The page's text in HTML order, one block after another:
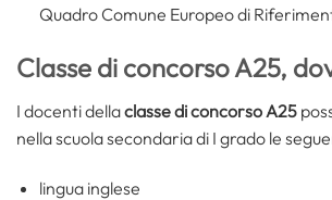
Quadro Comune Europeo di
Classe di concorso A25,
I docenti dellaclasse di concorso A25
nella scuola secondaria di I grado le
lingua inglese